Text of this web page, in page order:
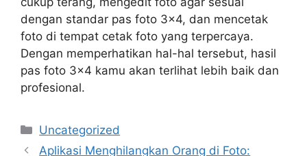
dengan standar pas foto 3×4, dan mencetak
foto di tempat cetak foto yang terpercaya.
Dengan memperhatikan hal-hal tersebut, hasil
pas foto 3×4 kamu akan terlihat lebih baik dan
profesional.
Categories
Uncategorized
Aplikasi Menghilangkan Orang di Foto: